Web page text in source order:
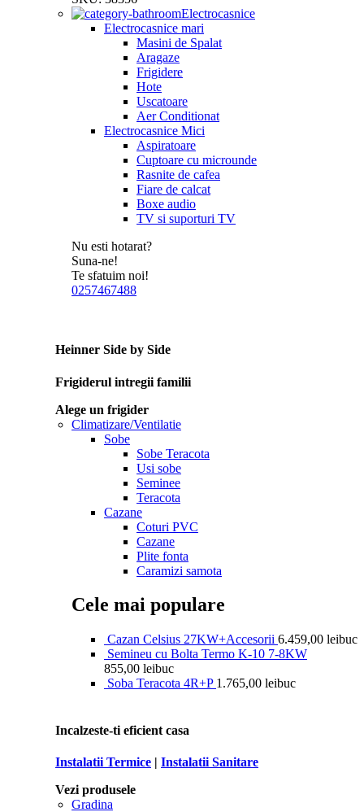
Electrocasnice
Electrocasnice mari
Masini de Spalat
Aragaze
Frigidere
Hote
Uscatoare
Aer Conditionat
Electrocasnice Mici
Aspiratoare
Cuptoare cu microunde
Rasnite de cafea
Fiare de calcat
Boxe audio
TV si suporturi TV
Nu esti hotarat?
Suna-ne!
Te sfatuim noi!
0257467488
Heinner Side by Side
Frigiderul intregii familii
Alege un frigider
Climatizare/Ventilatie
Sobe
Sobe Teracota
Usi sobe
Seminee
Teracota
Cazane
Coturi PVC
Cazane
Plite fonta
Caramizi samota
Cele mai populare
Cazan Celsius 27KW+Accesorii 6.459,00 leibuc
Semineu cu Bolta Termo K-10 7-8KW
855,00 leibuc
Soba Teracota 4R+P 1.765,00 leibuc
Incalzeste-ti eficient casa
Instalatii Termice | Instalatii Sanitare
Vezi produsele
Gradina